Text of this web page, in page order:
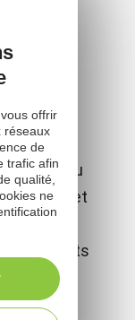
de
vallée du
et
des
aux petits
offrir
réseaux
de
trafic afin
qualité,
ne